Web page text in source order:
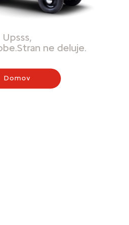
Upsss,
ne deluje.
Domov